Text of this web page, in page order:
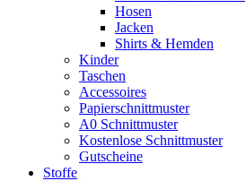
Hosen
Jacken
Shirts & Hemden
Kinder
Taschen
Accessoires
Papierschnittmuster
A0 Schnittmuster
Kostenlose Schnittmuster
Gutscheine
Stoffe